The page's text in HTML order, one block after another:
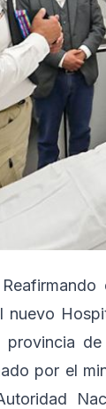
nuevo
por el